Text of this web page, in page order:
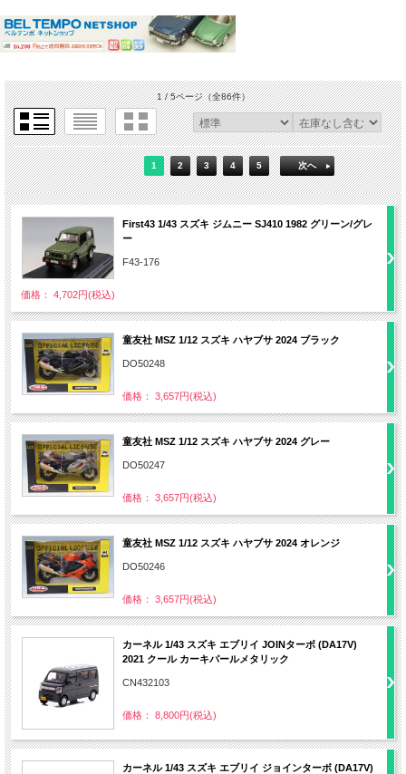
1 / 5ページ（全86件）
1 2 3 4 5 次へ
First43 1/43 スズキ ジムニー SJ410 1982 グリーン/グレ
ー
F43-176
価格： 4,702円(税込)
童友社 MSZ 1/12 スズキ ハヤブサ 2024 ブラック
DO50248
価格： 3,657円(税込)
童友社 MSZ 1/12 スズキ ハヤブサ 2024 グレー
DO50247
価格： 3,657円(税込)
童友社 MSZ 1/12 スズキ ハヤブサ 2024 オレンジ
DO50246
価格： 3,657円(税込)
カーネル 1/43 スズキ エブリイ JOINターボ (DA17V)
2021 クール カーキパールメタリック
CN432103
価格： 8,800円(税込)
カーネル 1/43 スズキ エブリイ ジョインターボ (DA17V)